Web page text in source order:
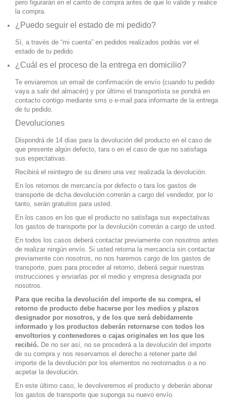
pero figurarán en el carrito de compra antes de que lo valide y realice
la compra.
¿Puedo seguir el estado de mi pedido?
Sí, a través de “mi cuenta” en pedidos realizados podrás ver el
estado de tu pedido.
¿Cuál es el proceso de la entrega en domicilio?
Te enviaremos un email de confirmación de envío (cuando tu pedido
vaya a salir del almacén) y por último el transportista se pondrá en
contacto contigo mediante sms o e-mail para informarte de la entrega
de tu pedido.
Devoluciones
Dispondrá de 14 días para la devolución del producto en el caso de
que presente algún defecto, tara o en el caso de que no satisfaga
sus espectativas.
Recibirá el reintegro de su dinero una vez realizada la devolución.
En los retornos de mercancía por defecto o tara los gastos de
transporte de dicha devolución correrán a cargo del vendedor, por lo
tanto, serán gratuitos para usted.
En los casos en los que el producto no satisfaga sus expectativas
los gastos de transporte por la devolución correrán a cargo de usted.
En todos los casos deberá contactar previamente con nosotros antes
de realizar ningún envío. Si usted retorna la mercancía sin contactar
previamente con nosotros, no nos haremos cargo de los gastos de
transporte, pues para proceder al retorno, deberá seguir nuestras
instrucciones y enviarlas por el medio y empresa designada por
nosotros.
Para que reciba la devolución del importe de su compra, el
retorno de producto debe hacerse por los medios y plazos
designador por nosotros, y de los que será debidamente
informado y los productos deberán retornarse con todos los
envoltorios y contenedores o cajas originales en los que los
recibió. De no ser así, no se procederá a la devolución del importe
de su compra y nos reservamos el derecho a retener parte del
importe de la devolución por los elementos no reotornados o a no
acpetar la devolución.
En este último caso, le devolveremos el producto y deberán abonar
los gastos de transporte que suponga su nuevo envío.